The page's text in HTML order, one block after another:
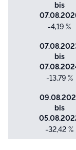
bis
-4,19 %
bis
-13,79 %
bis
-32,42 %